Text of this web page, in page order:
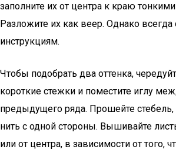
заполните их от центра к краю
Разложите их как веер. Однако всегда
инструкциям.
Чтобы подобрать два оттенка,
короткие стежки и поместите иглу
предыдущего ряда. Прошейте стебель,
нить с одной стороны. Вышивайте
или от центра, в зависимости от того,